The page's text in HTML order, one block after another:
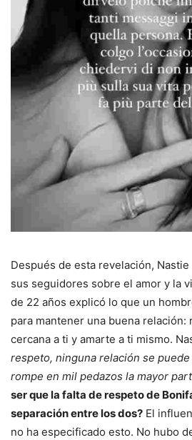
Después de esta revelación,
sus seguidores sobre el amor y la
de 22 años explicó lo que un
para mantener una buena relación:
cercana a ti y amarte a ti mismo.
respeto, ninguna relación se
rompe en mil pedazos la mayor
ser que la falta de respeto de
separación entre los dos? El
no ha especificado esto. No hubo